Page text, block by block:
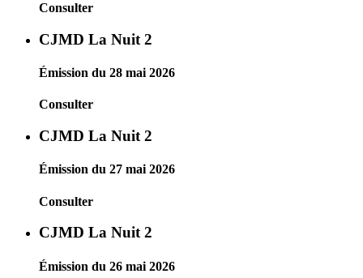
Consulter
CJMD La Nuit 2
Émission du 28 mai 2026
Consulter
CJMD La Nuit 2
Émission du 27 mai 2026
Consulter
CJMD La Nuit 2
Émission du 26 mai 2026